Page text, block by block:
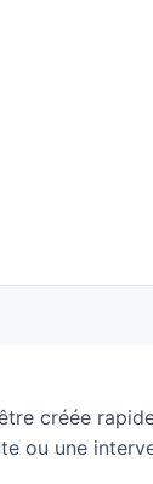
créée
ou une